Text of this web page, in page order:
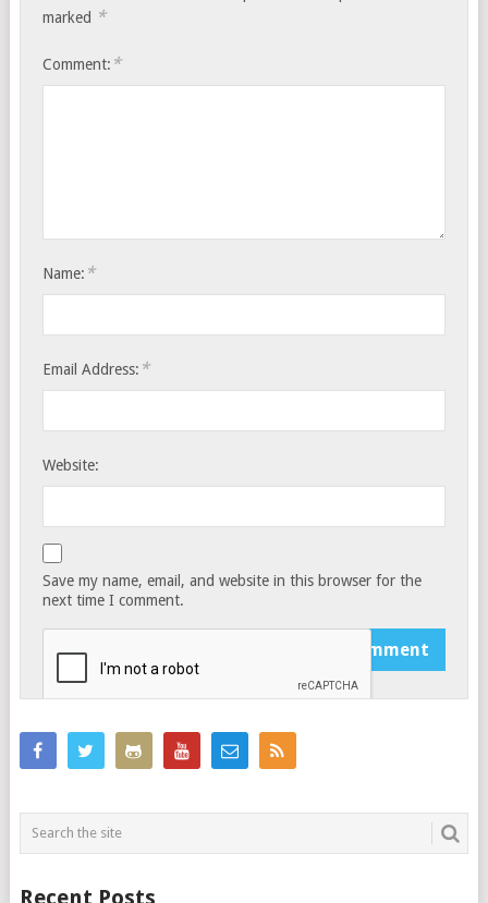
marked *
Comment: *
Name: *
Email Address: *
Website:
Save my name, email, and website in this browser for the
next time I comment.
Recent Posts